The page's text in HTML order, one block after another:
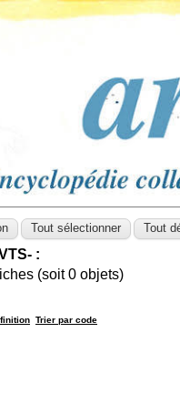
:
(soit0 objets)
Trier par code